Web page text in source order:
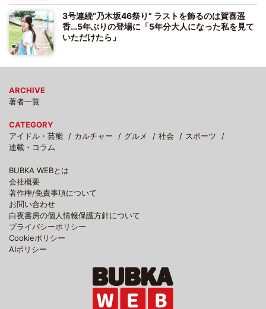
3号連続“乃木坂46祭り” ラストを飾るのは賀喜遥
香…5年ぶりの登場に「5年分大人になった私を見て
いただけたら」
ARCHIVE
著者一覧
CATEGORY
アイドル・芸能
カルチャー グルメ 社会
スポーツ
連載・コラム
BUBKA WEBとは
会社概要
著作権/免責事項について
お問い合わせ
白夜書房の個人情報保護方針について
プライバシーポリシー
Cookieポリシー
AIポリシー